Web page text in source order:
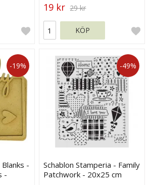
19 kr 29 kr
KÖP
-19%
-
-
-49%
Schablon Stamperia - Family
Patchwork - 20x25 cm